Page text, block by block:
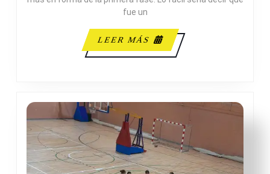
fue un
LEER MÁS
LEER
MÁS